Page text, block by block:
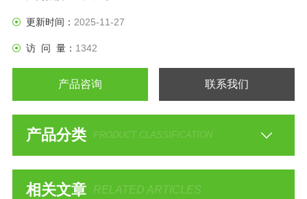
更新时间： 2025-11-27
访 问 量： 1342
产品咨询 联系我们
产品分类 PRODUCT CLASSIFICATION
相关文章 RELATED ARTICLES